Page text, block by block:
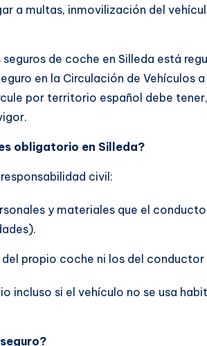
a multas, inmovilización del
de coche en Silleda está
en la Circulación de Vehículos
por territorio español debe
obligatorio en Silleda?
civil:
y materiales que el
del propio coche ni los del
incluso si el vehículo no se usa